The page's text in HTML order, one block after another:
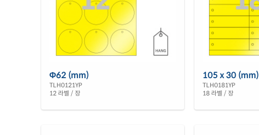
Φ62 (mm)
TLH0121YP
12 라벨 / 장
105 x 30 (mm)
TLH0181YP
18 라벨 / 장